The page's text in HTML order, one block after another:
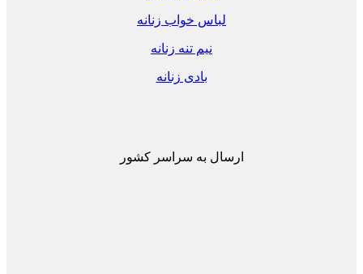
لباس خواب زنانه
نیم تنه زنانه
بادی زنانه
ارسال به سراسر کشور